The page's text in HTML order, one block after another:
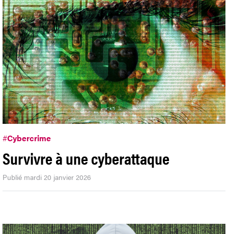
#Cybercrime
Survivre à une cyberattaque
Publié mardi 20 janvier 2026